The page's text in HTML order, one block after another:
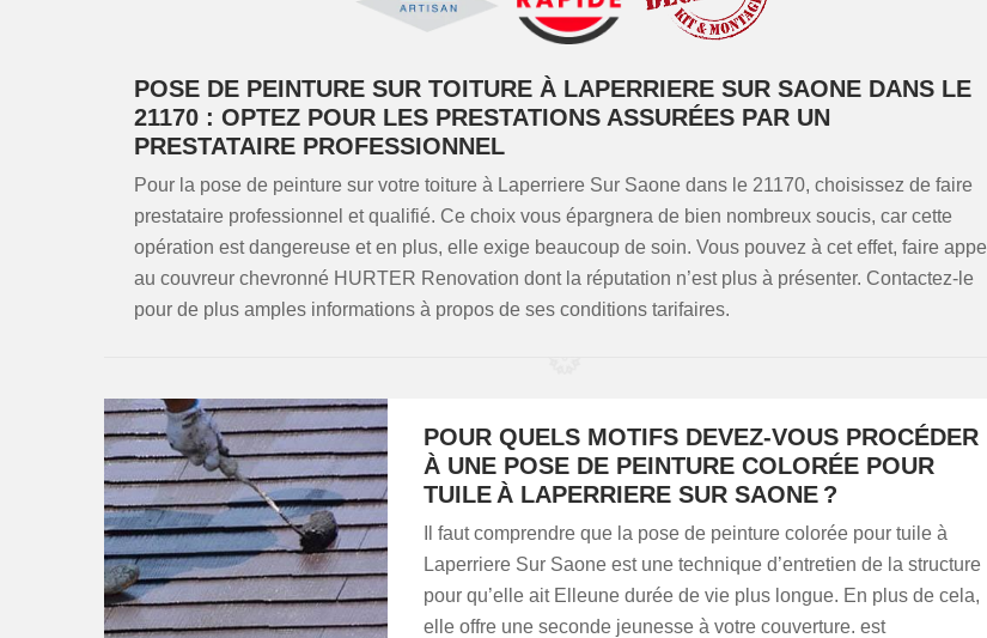
POSE DE PEINTURE SUR TOITURE À LAPERRIERE SUR SAONE DANS LE
21170 : OPTEZ POUR LES PRESTATIONS ASSURÉES PAR UN
PRESTATAIRE PROFESSIONNEL
Pour la pose de peinture sur votre toiture à Laperriere Sur Saone dans le 21170, choisissez de faire
prestataire professionnel et qualifié. Ce choix vous épargnera de bien nombreux soucis, car cette
opération est dangereuse et en plus, elle exige beaucoup de soin. Vous pouvez à cet effet, faire appel
au couvreur chevronné HURTER Renovation dont la réputation n’est plus à présenter. Contactez-le
pour de plus amples informations à propos de ses conditions tarifaires.
POUR QUELS MOTIFS DEVEZ-VOUS PROCÉDER
À UNE POSE DE PEINTURE COLORÉE POUR
TUILE À LAPERRIERE SUR SAONE ?
Il faut comprendre que la pose de peinture colorée pour tuile à
Laperriere Sur Saone est une technique d’entretien de la structure
pour qu’elle ait Elleune durée de vie plus longue. En plus de cela,
elle offre une seconde jeunesse à votre couverture. est